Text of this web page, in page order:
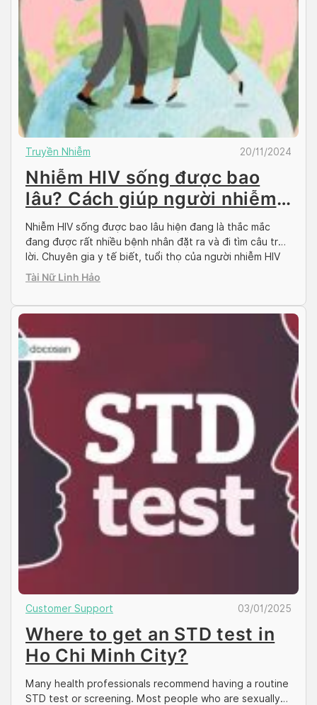
Truyền Nhiễm 20/11/2024
Nhiễm HIV sống được bao
lâu? Cách giúp người nhiễm
sống khỏe
Nhiễm HIV sống được bao lâu hiện đang là thắc mắc
đang được rất nhiều bệnh nhân đặt ra và đi tìm câu trả
lời. Chuyên gia y tế biết, tuổi thọ của người nhiễm HIV
tương tự như người âm tính với HIV nếu bệnh nhân được
Tài Nữ Linh Hảo
Customer Support 03/01/2025
Where to get an STD test in
Ho Chi Minh City?
Many health professionals recommend having a routine
STD test or screening. Most people who are sexually